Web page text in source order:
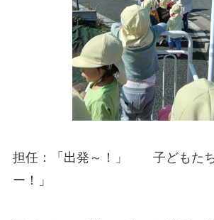
担任：「出発～！」 子どもたち
ー！」